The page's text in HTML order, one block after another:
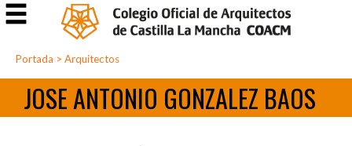
Portada > Arquitectos
JOSE ANTONIO GONZALEZ BAOS